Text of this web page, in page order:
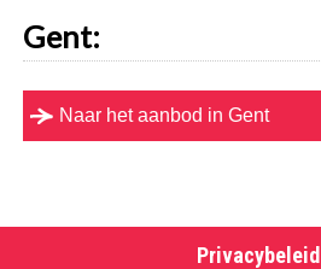
Gent:
Naar het aanbod in Gent
Privacybeleid